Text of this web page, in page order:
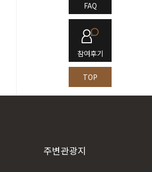
주변관광지
FAQ
참여후기
TOP